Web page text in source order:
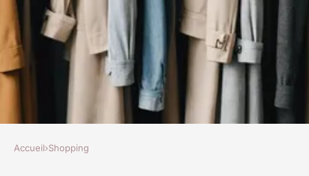
SHOPPING
Accueil›Shopping